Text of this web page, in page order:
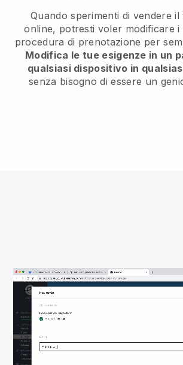
Quando sperimenti di vendere
online, potresti voler modificare i
procedura di prenotazione per
Modifica le tue esigenze in un
qualsiasi dispositivo in
senza bisogno di essere un